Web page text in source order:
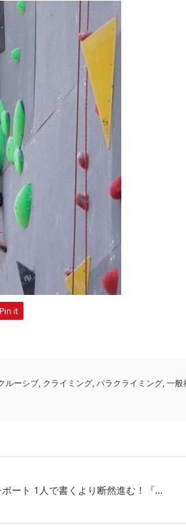
Pin it
ルーシブ, クライミング,パラクライミング,一般
ート 1人で書くより断然進む！『…